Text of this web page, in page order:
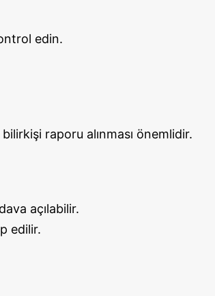
edin.
raporu alınması önemlidir.
dava açılabilir.
edilir.